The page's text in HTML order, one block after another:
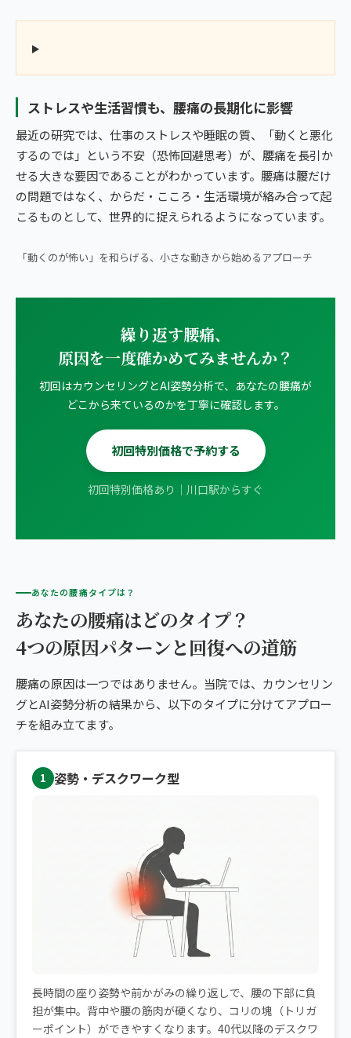
ストレスや生活習慣も、腰痛の長期化に影響
最近の研究では、仕事のストレスや睡眠の質、「動くと悪化
するのでは」という不安（恐怖回避思考）が、腰痛を長引か
せる大きな要因であることがわかっています。腰痛は腰だけ
の問題ではなく、からだ・こころ・生活環境が絡み合って起
こるものとして、世界的に捉えられるようになっています。
▶ 朝ベッドで1分｜腰痛・ヘルニアの方向けストレッチ
「動くのが怖い」を和らげる、小さな動きから始めるアプローチ
繰り返す腰痛、
原因を一度確かめてみませんか？
初回はカウンセリングとAI姿勢分析で、あなたの腰痛が
どこから来ているのかを丁寧に確認します。
初回特別価格で予約する
初回特別価格あり｜川口駅からすぐ
あなたの腰痛タイプは？
あなたの腰痛はどのタイプ？
4つの原因パターンと回復への道筋
腰痛の原因は一つではありません。当院では、カウンセリン
グとAI姿勢分析の結果から、以下のタイプに分けてアプロー
チを組み立てます。
1 姿勢・デスクワーク型
長時間の座り姿勢や前かがみの繰り返しで、腰の下部に負
担が集中。背中や腰の筋肉が硬くなり、コリの塊（トリガ
ーポイント）ができやすくなります。40代以降のデスクワ